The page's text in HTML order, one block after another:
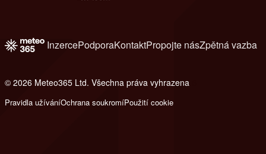
InzercePodporaKontaktPropojte násZpětná vazba
© 2026 Meteo365 Ltd. Všechna práva vyhrazena
Pravidla užíváníOchrana soukromíPoužití cookie